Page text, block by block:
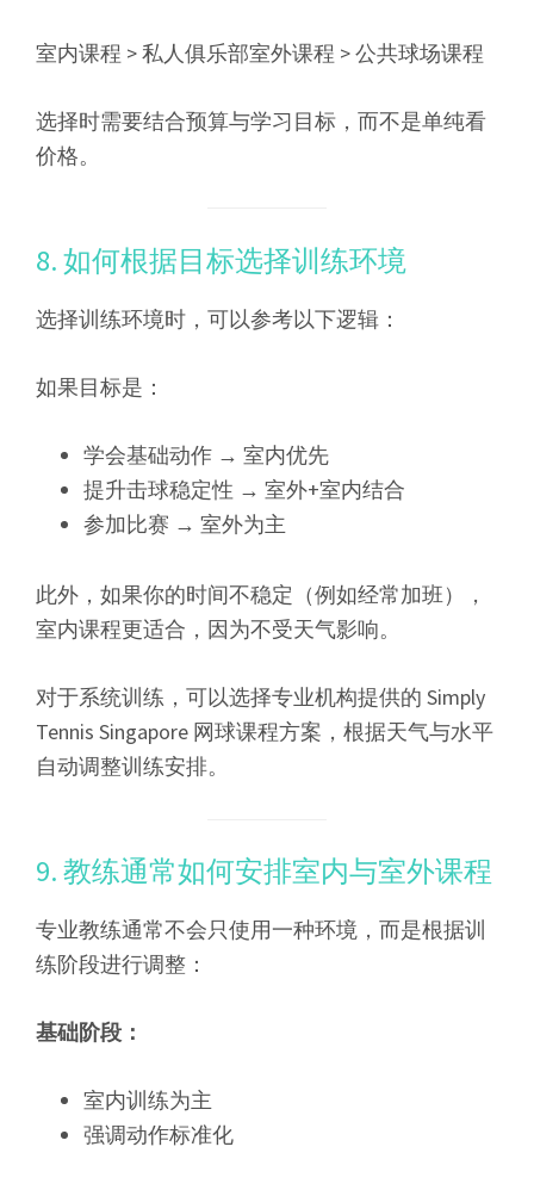
室内课程 > 私人俱乐部室外课程 > 公共球场课程
选择时需要结合预算与学习目标，而不是单纯看
价格。
8. 如何根据目标选择训练环境
选择训练环境时，可以参考以下逻辑：
如果目标是：
学会基础动作 → 室内优先
提升击球稳定性 → 室外+室内结合
参加比赛 → 室外为主
此外，如果你的时间不稳定（例如经常加班），
室内课程更适合，因为不受天气影响。
对于系统训练，可以选择专业机构提供的 Simply
Tennis Singapore 网球课程方案，根据天气与水平
自动调整训练安排。
9. 教练通常如何安排室内与室外课程
专业教练通常不会只使用一种环境，而是根据训
练阶段进行调整：
基础阶段：
室内训练为主
强调动作标准化